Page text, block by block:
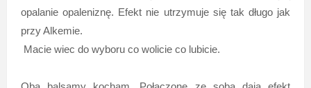
opalanie opaleniznę. Efekt nie utrzymuje się tak długo jak
przy Alkemie.
Macie wiec do wyboru co wolicie co lubicie.